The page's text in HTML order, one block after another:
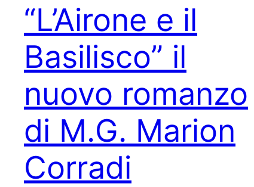
“L’Airone e il
Basilisco” il
nuovo romanzo
di M.G. Marion
Corradi